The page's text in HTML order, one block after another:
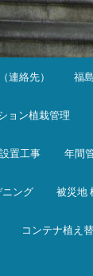
連絡先） 福
ョン植栽管理
置工事 年間
ング 被災地
コンテナ植え